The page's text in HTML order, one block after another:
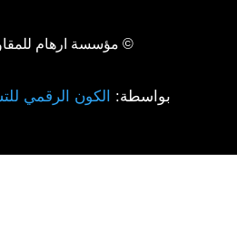
© مؤسسة ارهام
بواسطة: الكون الرقمي